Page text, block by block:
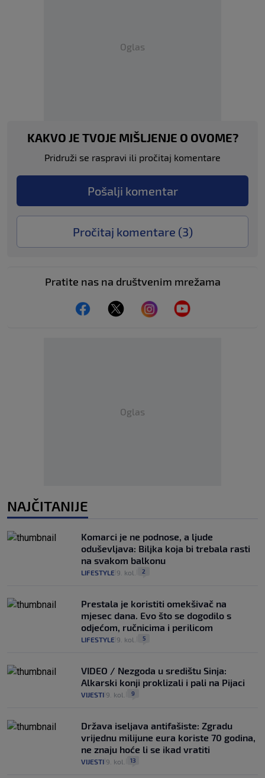
Oglas
KAKVO JE TVOJE MIŠLJENJE O OVOME?
Pridruži se raspravi ili pročitaj komentare
Pošalji komentar
Pročitaj komentare (3)
Pratite nas na društvenim mrežama
Oglas
NAJČITANIJE
Komarci je ne podnose, a ljude
oduševljava: Biljka koja bi trebala rasti
na svakom balkonu
LIFESTYLE 9. kol. 2
Prestala je koristiti omekšivač na
mjesec dana. Evo što se dogodilo s
odjećom, ručnicima i perilicom
LIFESTYLE 9. kol. 5
VIDEO / Nezgoda u središtu Sinja:
Alkarski konji proklizali i pali na Pijaci
VIJESTI 9. kol. 9
Država iseljava antifašiste: Zgradu
vrijednu milijune eura koriste 70 godina,
ne znaju hoće li se ikad vratiti
VIJESTI 9. kol. 13